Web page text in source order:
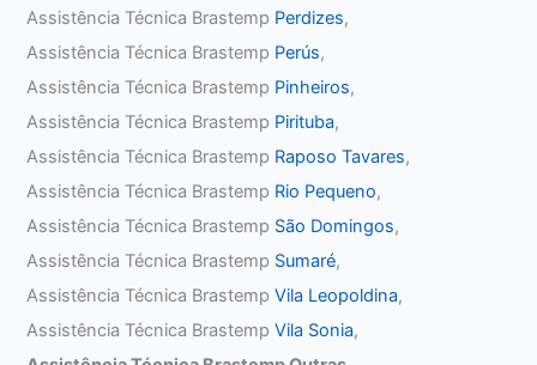
Assistência Técnica Brastemp Perdizes,
Assistência Técnica Brastemp Perús,
Assistência Técnica Brastemp Pinheiros,
Assistência Técnica Brastemp Pirituba,
Assistência Técnica Brastemp Raposo Tavares,
Assistência Técnica Brastemp Rio Pequeno,
Assistência Técnica Brastemp São Domingos,
Assistência Técnica Brastemp Sumaré,
Assistência Técnica BrastempVila Leopoldina,
Assistência Técnica BrastempVila Sonia,